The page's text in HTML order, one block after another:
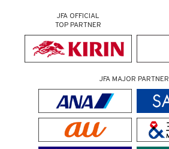
JFA OFFICIAL
TOP PARTNER
JFA MAJOR PARTNER